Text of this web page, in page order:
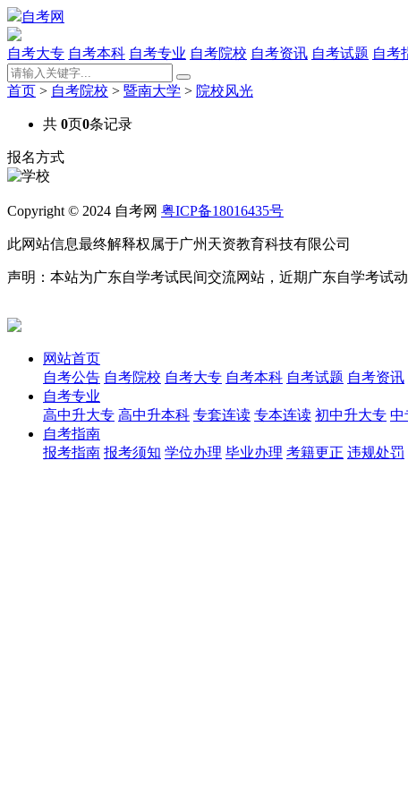
自考网
自考大专 自考本科 自考专业 自考院校 自考资讯 自考试题 自考
首页 > 自考院校 > 暨南大学 > 院校风光
共 0页0条记录
报名方式
Copyright © 2024 自考网 粤ICP备18016435号
此网站信息最终解释权属于广州天资教育科技有限公司
声明：本站为广东自学考试民间交流网站，近期广东自学考试
网站首页
自考公告 自考院校 自考大专 自考本科 自考试题 自考资讯
自考专业
高中升大专 高中升本科 专套连读 专本连读 初中升大专 中
自考指南
报考指南 报考须知 学位办理 毕业办理 考籍更正 违规处罚